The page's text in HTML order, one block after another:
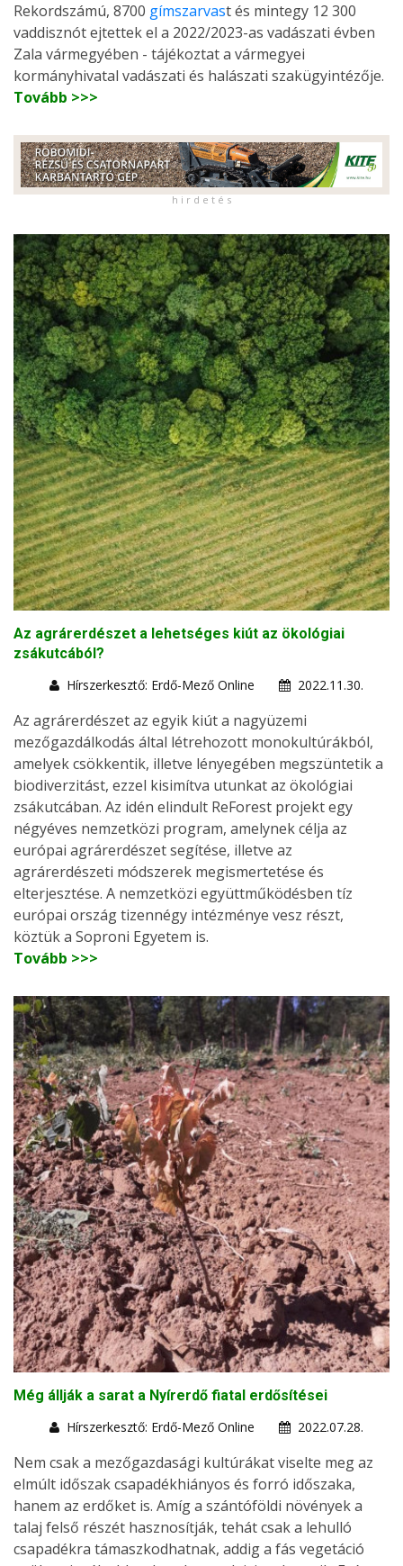
Rekordszámú, 8700 gímszarvast és mintegy 12 300
vaddisznót ejtettek el a 2022/2023-as vadászati évben
Zala vármegyében - tájékoztat a vármegyei
kormányhivatal vadászati és halászati szakügyintézője.
Tovább >>>
h i r d e t é s
Az agrárerdészet a lehetséges kiút az ökológiai
zsákutcából?
Hírszerkesztő: Erdő-Mező Online
2022.11.30.
Az agrárerdészet az egyik kiút a nagyüzemi
mezőgazdálkodás által létrehozott monokultúrákból,
amelyek csökkentik, illetve lényegében megszüntetik a
biodiverzitást, ezzel kisimítva utunkat az ökológiai
zsákutcában. Az idén elindult ReForest projekt egy
négyéves nemzetközi program, amelynek célja az
európai agrárerdészet segítése, illetve az
agrárerdészeti módszerek megismertetése és
elterjesztése. A nemzetközi együttműködésben tíz
európai ország tizennégy intézménye vesz részt,
köztük a Soproni Egyetem is.
Tovább >>>
Még állják a sarat a Nyírerdő fiatal erdősítései
Hírszerkesztő: Erdő-Mező Online
2022.07.28.
Nem csak a mezőgazdasági kultúrákat viselte meg az
elmúlt időszak csapadékhiányos és forró időszaka,
hanem az erdőket is. Amíg a szántóföldi növények a
talaj felső részét hasznosítják, tehát csak a lehulló
csapadékra támaszkodhatnak, addig a fás vegetáció